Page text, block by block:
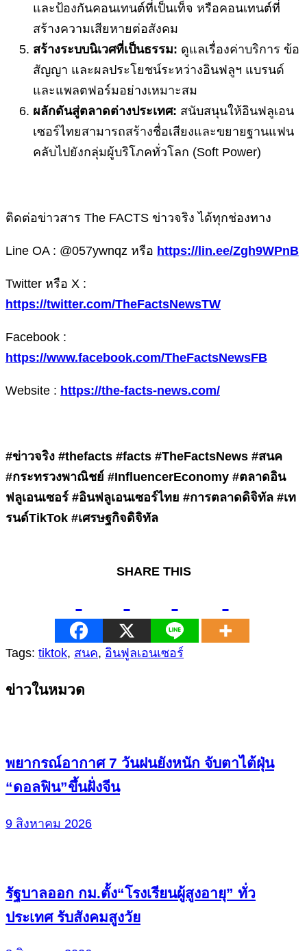
และป้องกันคอนเทนต์ที่เป็นเท็จ หรือคอนเทนต์ที่
สร้างความเสียหายต่อสังคม
สร้างระบบนิเวศที่เป็นธรรม: ดูแลเรื่องค่าบริการ ข้อ
สัญญา และผลประโยชน์ระหว่างอินฟลูฯ แบรนด์
และแพลตฟอร์มอย่างเหมาะสม
ผลักดันสู่ตลาดต่างประเทศ: สนับสนุนให้อินฟลูเอน
เซอร์ไทยสามารถสร้างชื่อเสียงและขยายฐานแฟน
คลับไปยังกลุ่มผู้บริโภคทั่วโลก (Soft Power)
ติดต่อข่าวสาร The FACTS ข่าวจริง ได้ทุกช่องทาง
Line OA : @057ywnqz หรือ https://lin.ee/Zgh9WPnB
Twitter หรือ X :
https://twitter.com/TheFactsNewsTW
Facebook :
https://www.facebook.com/TheFactsNewsFB
Website : https://the-facts-news.com/
#ข่าวจริง #thefacts #facts #TheFactsNews #สนค
#กระทรวงพาณิชย์ #InfluencerEconomy #ตลาดอิน
ฟลูเอนเซอร์ #อินฟลูเอนเซอร์ไทย #การตลาดดิจิทัล #เท
รนด์TikTok #เศรษฐกิจดิจิทัล
SHARE THIS
Tags: tiktok, สนค, อินฟูลเอนเซอร์
Continue
ข่าวในหมวด
พยากรณ์อากาศ 7 วันฝนยังหนัก จับตาไต้ฝุ่น
“ดอลฟิน”ขึ้นฝั่งจีน
9 สิงหาคม 2026
รัฐบาลออก กม.ตั้ง“โรงเรียนผู้สูงอายุ” ทั่ว
ประเทศ รับสังคมสูงวัย